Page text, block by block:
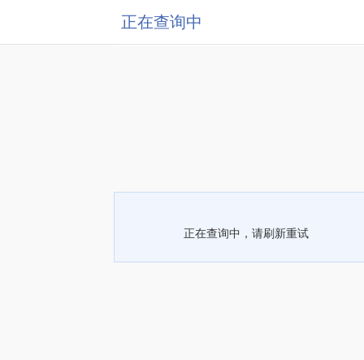
正在查询中
正在查询中，请刷新重试